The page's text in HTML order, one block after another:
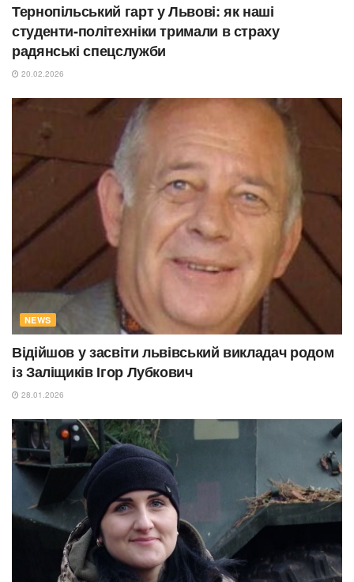
Тернопільський гарт у Львові: як наші
студенти-політехніки тримали в страху
радянські спецслужби
20.02.2026
NEWS
Відійшов у засвіти львівський викладач родом
із Заліщиків Ігор Лубкович
28.01.2026